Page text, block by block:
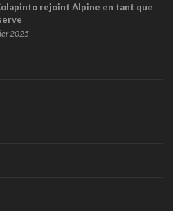
rejoint Alpine en tant que
2025